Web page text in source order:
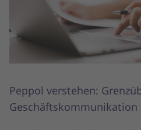
Peppol verstehen: